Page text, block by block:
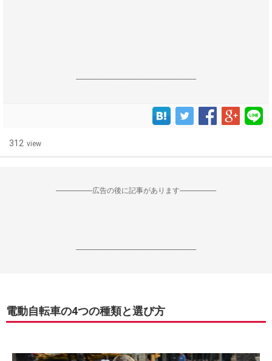
------------------------------------------------------------------
312 view
--------------------広告の後に記事があります--------------------
------------------------------------------------------------------
電動自転車の4つの種類と選び方